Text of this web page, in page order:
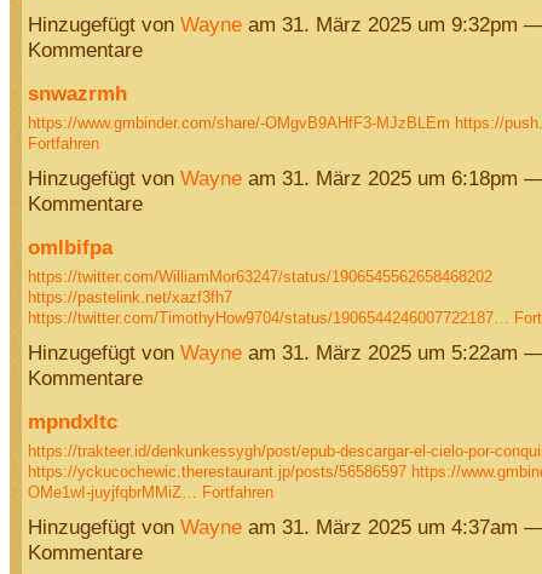
Hinzugefügt von Wayneam 31. März 2025 um 9:32pm
Kommentare
snwazrmh
https://www.gmbinder.com/share/-OMgvB9AHfF3-MJzBLEm https://
Fortfahren
Hinzugefügt von Wayneam 31. März 2025 um 6:18pm
Kommentare
omlbifpa
https://twitter.com/WilliamMor63247/status/1906545562658468202
https://pastelink.net/xazf3fh7
https://twitter.com/TimothyHow9704/status/1906544246007722187…
Hinzugefügt von Wayneam 31. März 2025 um 5:22am
Kommentare
mpndxltc
https://trakteer.id/denkunkessygh/post/epub-descargar-el-cielo-por-
https://yckucochewic.therestaurant.jp/posts/56586597 https://
OMe1wI-juyjfqbrMMiZ… Fortfahren
Hinzugefügt von Wayneam 31. März 2025 um 4:37am
Kommentare